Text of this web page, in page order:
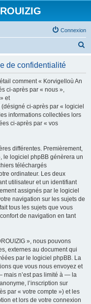
Connexion
de confidentialité
comment « Korvigelloù An
ci-après par « nous »,
et
ci-après par « logiciel
informations collectées lors
ci-après par « vos
différentes. Premièrement,
le logiciel phpBB génèrera un
téléchargés
ordinateur. Les deux
utilisateur et un identifiant
assignés par le logiciel
navigation sur les sujets de
tous les sujets que vous
de navigation en tant
», nous pouvons
externes au document qui
par le logiciel phpBB. La
que vous nous envoyez et
mais n’est pas limité à — la
l’inscription sur
par « votre compte ») et les
et lors de votre connexion